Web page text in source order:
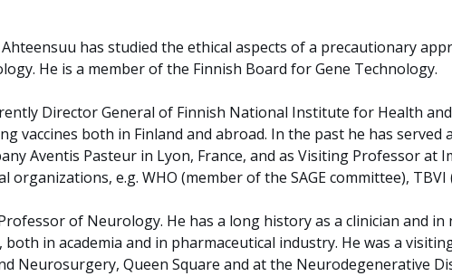
Ahteensuu has studied the ethical aspects of a precautionary
He is a member of the Finnish Board for Gene Technology.
Director General of Finnish National Institute for Health
vaccines both in Finland and abroad. In the past he has served
Aventis Pasteur in Lyon, France, and as Visiting Professor at
organizations, e.g. WHO (member of the SAGE committee),
of Neurology. He has a long history as a clinician and
in academia and in pharmaceutical industry. He was a
Neurosurgery, Queen Square and at the Neurodegenerative